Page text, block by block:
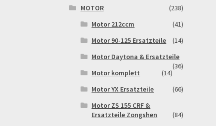
MOTOR
(238)
Motor 212ccm
(41)
Motor 90-125 Ersatzteile
(14)
Motor Daytona & Ersatzteile
(36)
Motor komplett
(14)
Motor YX Ersatzteile
(66)
Motor ZS 155 CRF &
Ersatzteile Zongshen
(84)